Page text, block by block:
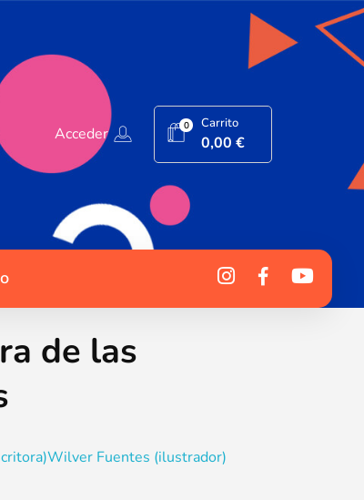
Acceder 0 Carrito
0,00€
de las
Wilver Fuentes (ilustrador)